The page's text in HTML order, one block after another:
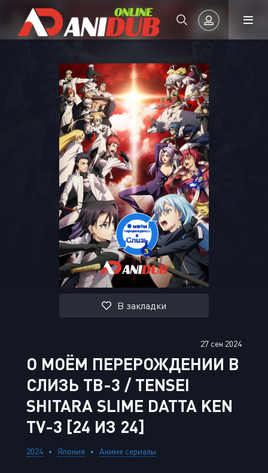
Авторизация
Запомнить
ВОЙТИ НА САЙТ
Регистрация Восстановить пароль
Или войти через
В закладки
27 сен 2024
О МОЁМ ПЕРЕРОЖДЕНИИ В
СЛИЗЬ ТВ-3 / TENSEI
SHITARA SLIME DATTA KEN
TV-3 [24 ИЗ 24]
2024 Япония Аниме сериалы